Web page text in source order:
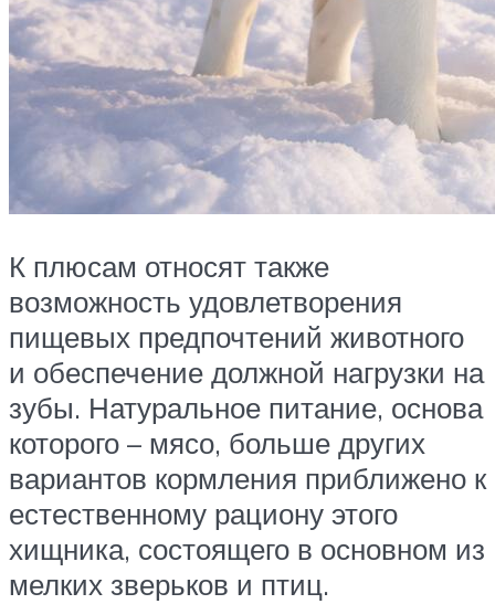
К плюсам относят также
возможность удовлетворения
пищевых предпочтений животного
и обеспечение должной нагрузки на
зубы. Натуральное питание, основа
которого – мясо, больше других
вариантов кормления приближено к
естественному рациону этого
хищника, состоящего в основном из
мелких зверьков и птиц.